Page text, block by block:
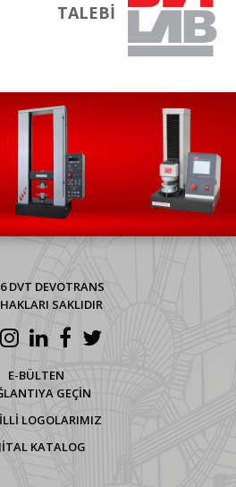
TALEBI
DVT DEVOTRANS
SAKLIDIR
E-BÜLTEN
GEÇİN
LOGOLARIMIZ
KATALOG